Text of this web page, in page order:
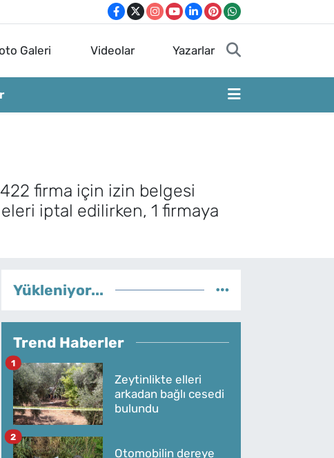
Galeri Videolar Yazarlar
422 firma için izin belgesi
iptal edilirken, 1 firmaya
Yükleniyor...
Trend Haberler
Zeytinlikte elleri
arkadan bağlı cesedi
bulundu
1
Otomobilin dereye
2